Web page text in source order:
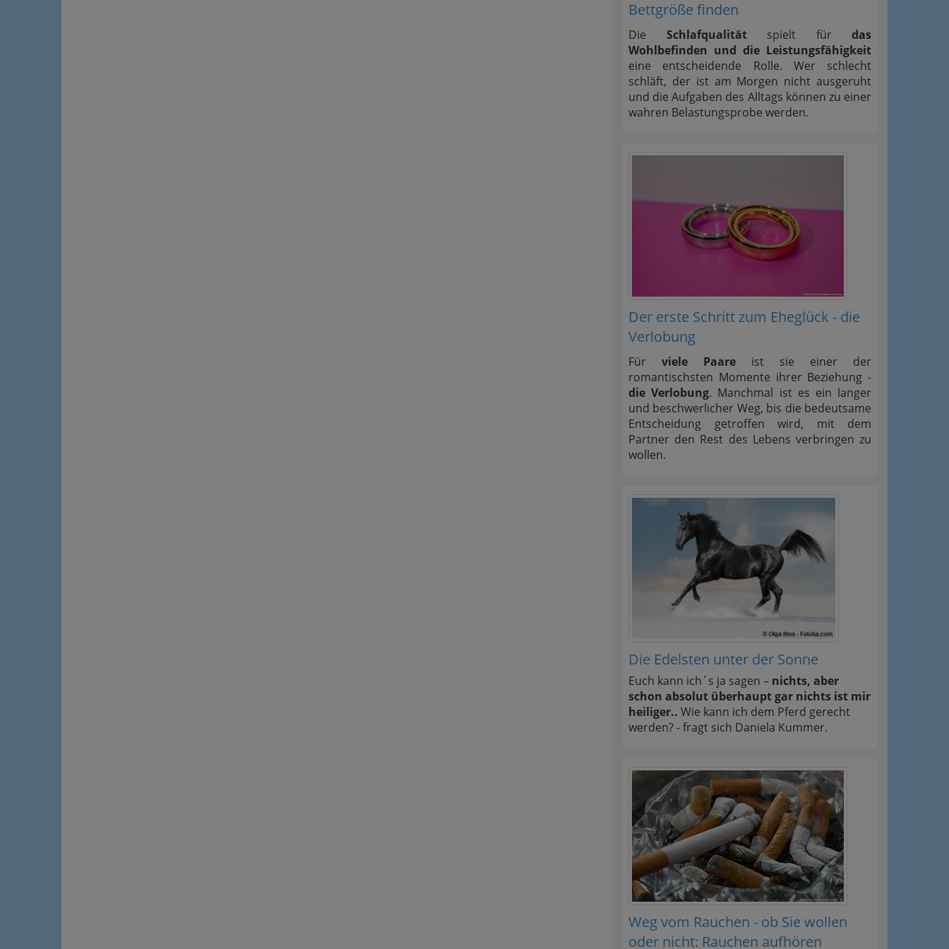
Bettgröße finden
Die Schlafqualitätspielt für das
Wohlbefinden und die Leistungsfähigkeit
eine entscheidende Rolle. Wer schlecht
schläft, der ist am Morgen nicht ausgeruht
und die Aufgaben des Alltags können zu einer
wahren Belastungsprobe werden.
Der erste Schritt zum Eheglück - die
Verlobung
Für viele Paare ist sie einer der
romantischsten Momente ihrer Beziehung -
die Verlobung. Manchmal ist es ein langer
und beschwerlicher Weg, bis die bedeutsame
Entscheidung getroffen wird, mit dem
Partner den Rest des Lebens verbringen zu
wollen.
Die Edelsten unter der Sonne
Euch kann ich´s ja sagen – nichts, aber
schon absolut überhaupt gar nichts ist mir
heiliger.. Wie kann ich dem Pferd gerecht
werden? - fragt sich Daniela Kummer.
Weg vom Rauchen - ob Sie wollen
oder nicht: Rauchen aufhören